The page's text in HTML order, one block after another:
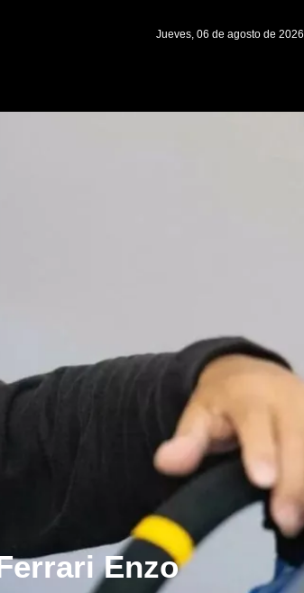
Jueves, 06 de agosto de 2026
Enzo